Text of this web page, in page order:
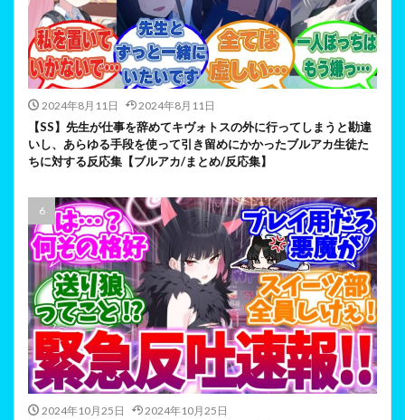
2024年8月11日 2024年8月11日
【SS】先生が仕事を辞めてキヴォトスの外に行ってしまうと勘違
いし、あらゆる手段を使って引き留めにかかったブルアカ生徒た
ちに対する反応集【ブルアカ/まとめ/反応集】
2024年10月25日 2024年10月25日